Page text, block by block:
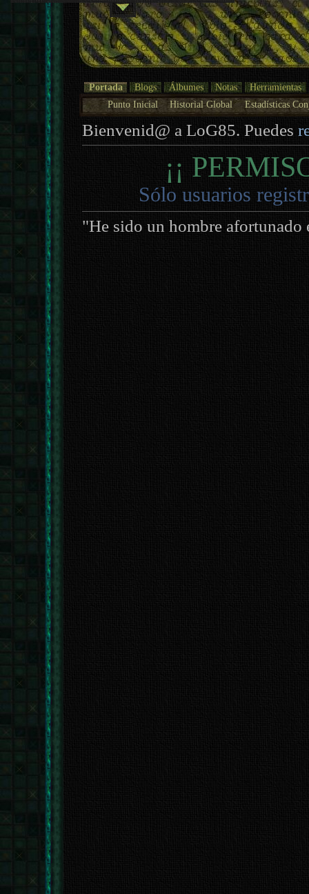
Portada Blogs Álbumes Notas
Herramientas
Punto Inicial
Historial Global Estadísticas
Bienvenid@ a LoG85. Puedes
¡¡
Sólo usuarios
"He sido un hombre